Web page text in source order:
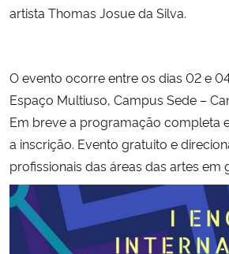
Ministério do Desenvolvimento Regional
Ministério da Mulher, da Família e dos Direitos
Secretaria de Governo
Gabinete de Segurança Institucional
artista Thomas Josue da Silva.
O evento ocorre entre os dias 02 e
Espaço Multiuso, Campus Sede –
Em breve a programação completa
a inscrição. Evento gratuito e
profissionais das áreas das artes em